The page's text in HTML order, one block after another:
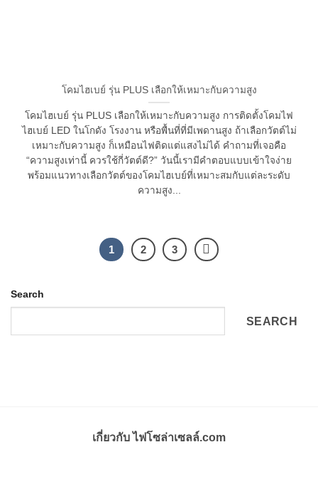
โคมไฮเบย์ รุ่น PLUS เลือกให้เหมาะกับความสูง
โคมไฮเบย์ รุ่น PLUS เลือกให้เหมาะกับความสูง การติดตั้งโคมไฟ
ไฮเบย์ LED ในโกดัง โรงงาน หรือพื้นที่ที่มีเพดานสูง ถ้าเลือกวัตต์ไม่
เหมาะกับความสูง ก็เหมือนไฟติดแต่แสงไม่ได้ คำถามที่เจอคือ
“ความสูงเท่านี้ ควรใช้กี่วัตต์ดี?” วันนี้เรามีคำตอบแบบเข้าใจง่าย
พร้อมแนวทางเลือกวัตต์ของโคมไฮเบย์ที่เหมาะสมกับแต่ละระดับ
ความสูง...
1 2 3
Search
SEARCH
เกี่ยวกับ ไฟโซล่าเซลล์.com